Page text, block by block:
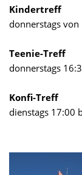
Kindertreff
donnerstags
Teenie-Treff
donnerstags
Konfi-Treff
dienstags 17:00